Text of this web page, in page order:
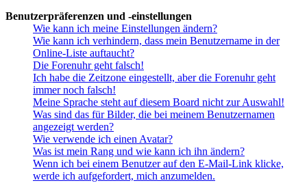
Benutzerpräferenzen und -einstellungen
Wie kann ich meine Einstellungen ändern?
Wie kann ich verhindern, dass mein Benutzername in der
Online-Liste auftaucht?
Die Forenuhr geht falsch!
Ich habe die Zeitzone eingestellt, aber die Forenuhr geht
immer noch falsch!
Meine Sprache steht auf diesem Board nicht zur Auswahl!
Was sind das für Bilder, die bei meinem Benutzernamen
angezeigt werden?
Wie verwende ich einen Avatar?
Was ist mein Rang und wie kann ich ihn ändern?
Wenn ich bei einem Benutzer auf den E-Mail-Link klicke,
werde ich aufgefordert, mich anzumelden.